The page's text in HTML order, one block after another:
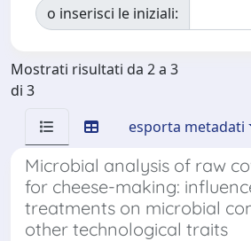
o inserisci le iniziali:
Mostrati risultati da 2 a 3
di 3
esporta metadati
Microbial analysis of raw
for cheese-making:
treatments on microbial
other technological traits